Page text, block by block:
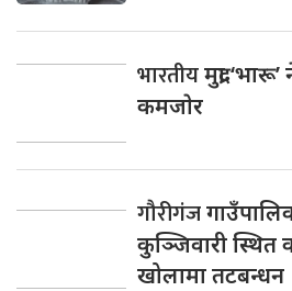
भारतीयमुद्रा
कमजाेर
गौरीगंज
कुञ्जिवारी स्थित
खोलामा तटबन्धन